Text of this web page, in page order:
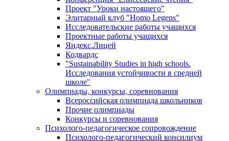
Проект "Уроки настоящего"
Элитарный клуб "Homo Legens"
Исследовательские работы учащихся
Проектные работы учащихся
Яндекс.Лицей
Кодвардс
"Sustainability Studies in high schools.
Исследования устойчивости в средней
школе"
Олимпиады, конкурсы, соревнования
Всероссийская олимпиада школьников
Прочие олимпиады
Конкурсы и соревнования
Психолого-педагогическое сопровождение
Психолого-педагогический консилиум